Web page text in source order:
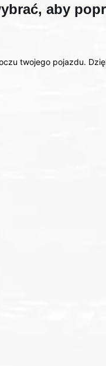
aby
twojego pojazdu.